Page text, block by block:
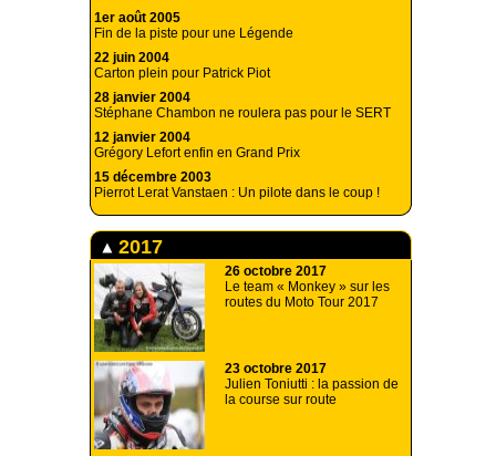
1er août 2005
Fin de la piste pour une Légende
22 juin 2004
Carton plein pour Patrick Piot
28 janvier 2004
Stéphane Chambon ne roulera pas pour le SERT
12 janvier 2004
Grégory Lefort enfin en Grand Prix
15 décembre 2003
Pierrot Lerat Vanstaen : Un pilote dans le coup !
2017
26 octobre 2017
Le team « Monkey » sur les
routes du Moto Tour 2017
23 octobre 2017
Julien Toniutti : la passion de
la course sur route